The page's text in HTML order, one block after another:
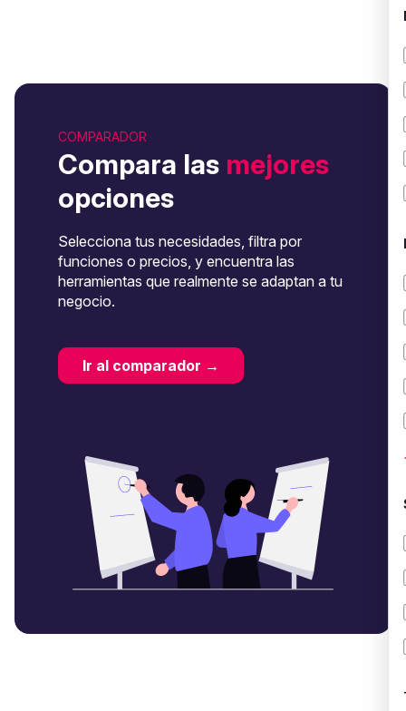
COMPARADOR
Compara las mejores
opciones
Selecciona tus necesidades, filtra por
funciones o precios, y encuentra las
herramientas que realmente se adaptan a tu
negocio.
Ir al comparador →